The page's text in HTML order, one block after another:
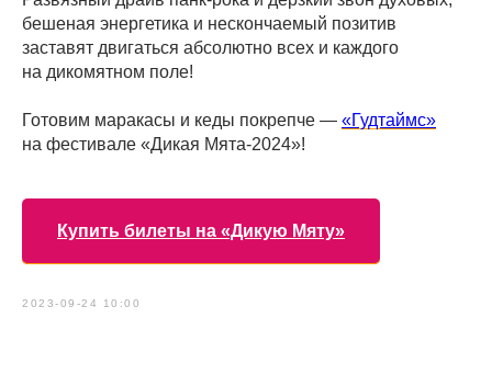
бешеная энергетика и нескончаемый позитив
заставят двигаться абсолютно всех и каждого
на дикомятном поле!
Готовим маракасы и кеды покрепче — «Гудтаймс»
на фестивале «Дикая Мята-2024»!
Купить билеты на «Дикую Мяту»
2023-09-24 10:00